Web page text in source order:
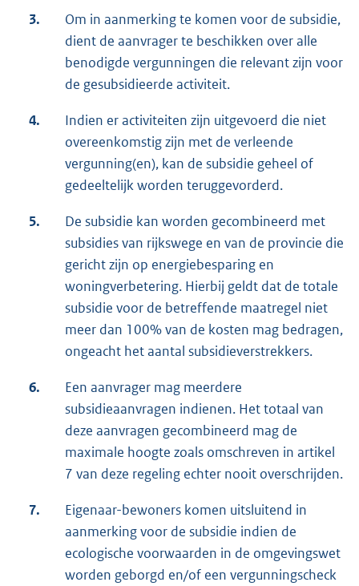
3.
Om in aanmerking te komen voor de subsidie,
dient de aanvrager te beschikken over alle
benodigde vergunningen die relevant zijn voor
de gesubsidieerde activiteit.
4.
Indien er activiteiten zijn uitgevoerd die niet
overeenkomstig zijn met de verleende
vergunning(en), kan de subsidie geheel of
gedeeltelijk worden teruggevorderd.
5.
De subsidie kan worden gecombineerd met
subsidies van rijkswege en van de provincie die
gericht zijn op energiebesparing en
woningverbetering. Hierbij geldt dat de totale
subsidie voor de betreffende maatregel niet
meer dan 100% van de kosten mag bedragen,
ongeacht het aantal subsidieverstrekkers.
6.
Een aanvrager mag meerdere
subsidieaanvragen indienen. Het totaal van
deze aanvragen gecombineerd mag de
maximale hoogte zoals omschreven in artikel
7 van deze regeling echter nooit overschrijden.
7.
Eigenaar-bewoners komen uitsluitend in
aanmerking voor de subsidie indien de
ecologische voorwaarden in de omgevingswet
worden geborgd en/of een vergunningscheck